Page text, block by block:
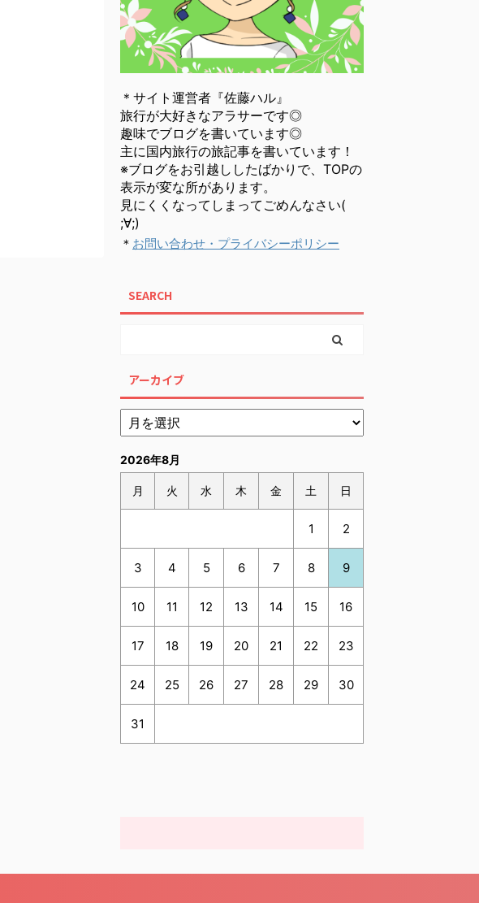
＊サイト運営者『佐藤ハル』
旅行が大好きなアラサーです◎
趣味でブログを書いています◎
主に国内旅行の旅記事を書いています！
※ブログをお引越ししたばかりで、TOPの
表示が変な所があります。
見にくくなってしまってごめんなさい(
;∀;)
＊ お問い合わせ・プライバシーポリシー
SEARCH
アーカイブ
2026年8月
月 火 水 木 金 土 日
1 2
3 4 5 6 7 8 9
10 11 12 13 14 15 16
17 18 19 20 21 22 23
24 25 26 27 28 29 30
31